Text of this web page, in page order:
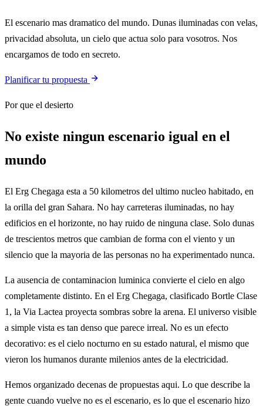
El escenario mas dramatico del mundo. Dunas iluminadas con velas,
privacidad absoluta, un cielo que actua solo para vosotros. Nos
encargamos de todo en secreto.
Planificar tu propuesta
Por que el desierto
No existe ningun escenario igual en el
mundo
El Erg Chegaga esta a 50 kilometros del ultimo nucleo habitado, en
la orilla del gran Sahara. No hay carreteras iluminadas, no hay
edificios en el horizonte, no hay ruido de ninguna clase. Solo dunas
de trescientos metros que cambian de forma con el viento y un
silencio que la mayoria de las personas no ha experimentado nunca.
La ausencia de contaminacion luminica convierte el cielo en algo
completamente distinto. En el Erg Chegaga, clasificado Bortle Clase
1, la Via Lactea proyecta sombras sobre la arena. El universo visible
a simple vista es tan denso que parece irreal. No es un efecto
decorativo: es el cielo nocturno en su estado natural, el mismo que
vieron los humanos durante milenios antes de la electricidad.
Hemos organizado decenas de propuestas aqui. Lo que describe la
gente cuando vuelve no es el escenario, es lo que el escenario hizo